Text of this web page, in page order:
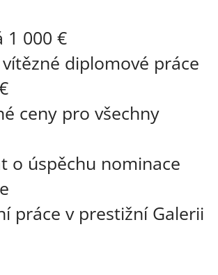
1 000 €
diplomové práce
ceny pro všechny
o úspěchu nominace
práce v prestižní Galerii